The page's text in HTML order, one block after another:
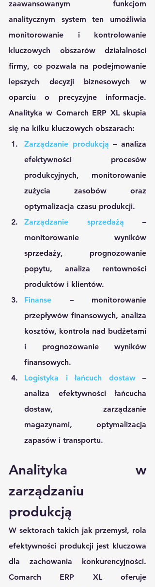
zaawansowanym funkcjom
analitycznym system ten umożliwia
monitorowanie i kontrolowanie
kluczowych obszarów działalności
firmy, co pozwala na podejmowanie
lepszych decyzji biznesowych w
oparciu o precyzyjne informacje.
Analityka w Comarch ERP XL skupia
się na kilku kluczowych obszarach:
Zarządzanie produkcją – analiza
efektywności procesów
produkcyjnych, monitorowanie
zużycia zasobów oraz
optymalizacja czasu produkcji.
Zarządzanie sprzedażą –
monitorowanie wyników
sprzedaży, prognozowanie
popytu, analiza rentowności
produktów i klientów.
Finanse – monitorowanie
przepływów finansowych, analiza
kosztów, kontrola nad budżetami
i prognozowanie wyników
finansowych.
Logistyka i łańcuch dostaw –
analiza efektywności łańcucha
dostaw, zarządzanie
magazynami, optymalizacja
zapasów i transportu.
Analityka w
zarządzaniu
produkcją
W sektorach takich jak przemysł, rola
efektywności produkcji jest kluczowa
dla zachowania konkurencyjności.
Comarch ERP XL oferuje